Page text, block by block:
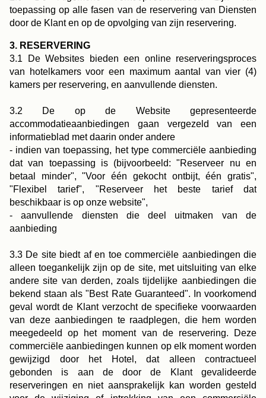
toepassing op alle fasen van de reservering van Diensten
door de Klant en op de opvolging van zijn reservering.
3. RESERVERING
3.1 De Websites bieden een online reserveringsproces
van hotelkamers voor een maximum aantal van vier (4)
kamers per reservering, en aanvullende diensten.
3.2 De op de Website gepresenteerde
accommodatieaanbiedingen gaan vergezeld van een
informatieblad met daarin onder andere
- indien van toepassing, het type commerciële aanbieding
dat van toepassing is (bijvoorbeeld: "Reserveer nu en
betaal minder", "Voor één gekocht ontbijt, één gratis",
"Flexibel tarief", "Reserveer het beste tarief dat
beschikbaar is op onze website",
- aanvullende diensten die deel uitmaken van de
aanbieding
3.3 De site biedt af en toe commerciële aanbiedingen die
alleen toegankelijk zijn op de site, met uitsluiting van elke
andere site van derden, zoals tijdelijke aanbiedingen die
bekend staan als "Best Rate Guaranteed". In voorkomend
geval wordt de Klant verzocht de specifieke voorwaarden
van deze aanbiedingen te raadplegen, die hem worden
meegedeeld op het moment van de reservering. Deze
commerciële aanbiedingen kunnen op elk moment worden
gewijzigd door het Hotel, dat alleen contractueel
gebonden is aan de door de Klant gevalideerde
reserveringen en niet aansprakelijk kan worden gesteld